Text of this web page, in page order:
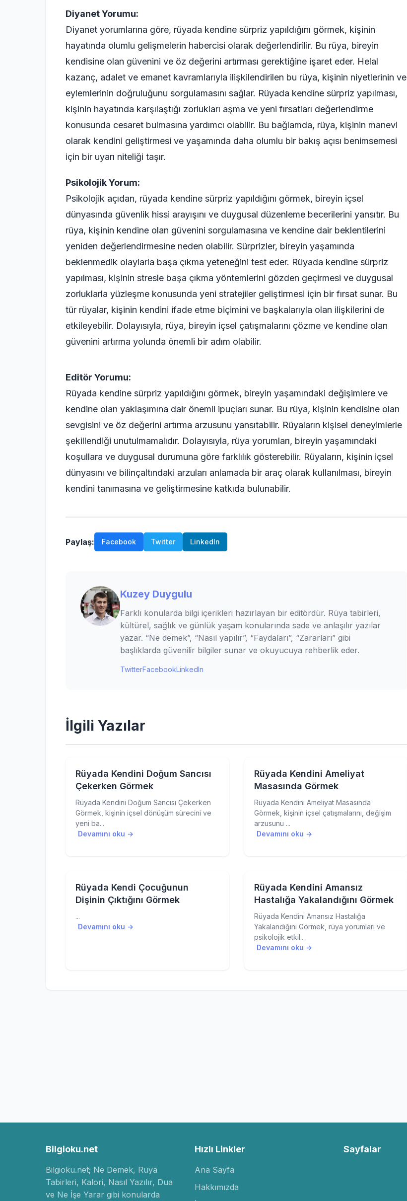
Diyanet Yorumu:
Diyanet yorumlarına göre, rüyada kendine sürpriz yapıldığını görmek, kişinin
hayatında olumlu gelişmelerin habercisi olarak değerlendirilir. Bu rüya, bireyin
kendisine olan güvenini ve öz değerini artırması gerektiğine işaret eder. Helal
kazanç, adalet ve emanet kavramlarıyla ilişkilendirilen bu rüya, kişinin niyetlerinin ve
eylemlerinin doğruluğunu sorgulamasını sağlar. Rüyada kendine sürpriz yapılması,
kişinin hayatında karşılaştığı zorlukları aşma ve yeni fırsatları değerlendirme
konusunda cesaret bulmasına yardımcı olabilir. Bu bağlamda, rüya, kişinin manevi
olarak kendini geliştirmesi ve yaşamında daha olumlu bir bakış açısı benimsemesi
için bir uyarı niteliği taşır.
Psikolojik Yorum:
Psikolojik açıdan, rüyada kendine sürpriz yapıldığını görmek, bireyin içsel
dünyasında güvenlik hissi arayışını ve duygusal düzenleme becerilerini yansıtır. Bu
rüya, kişinin kendine olan güvenini sorgulamasına ve kendine dair beklentilerini
yeniden değerlendirmesine neden olabilir. Sürprizler, bireyin yaşamında
beklenmedik olaylarla başa çıkma yeteneğini test eder. Rüyada kendine sürpriz
yapılması, kişinin stresle başa çıkma yöntemlerini gözden geçirmesi ve duygusal
zorluklarla yüzleşme konusunda yeni stratejiler geliştirmesi için bir fırsat sunar. Bu
tür rüyalar, kişinin kendini ifade etme biçimini ve başkalarıyla olan ilişkilerini de
etkileyebilir. Dolayısıyla, rüya, bireyin içsel çatışmalarını çözme ve kendine olan
güvenini artırma yolunda önemli bir adım olabilir.
Editör Yorumu:
Rüyada kendine sürpriz yapıldığını görmek, bireyin yaşamındaki değişimlere ve
kendine olan yaklaşımına dair önemli ipuçları sunar. Bu rüya, kişinin kendisine olan
sevgisini ve öz değerini artırma arzusunu yansıtabilir. Rüyaların kişisel deneyimlerle
şekillendiği unutulmamalıdır. Dolayısıyla, rüya yorumları, bireyin yaşamındaki
koşullara ve duygusal durumuna göre farklılık gösterebilir. Rüyaların, kişinin içsel
dünyasını ve bilinçaltındaki arzuları anlamada bir araç olarak kullanılması, bireyin
kendini tanımasına ve geliştirmesine katkıda bulunabilir.
Paylaş: Facebook Twitter LinkedIn
Kuzey Duygulu
Farklı konularda bilgi içerikleri hazırlayan bir editördür. Rüya tabirleri,
kültürel, sağlık ve günlük yaşam konularında sade ve anlaşılır yazılar
yazar. “Ne demek”, “Nasıl yapılır”, “Faydaları”, “Zararları” gibi
başlıklarda güvenilir bilgiler sunar ve okuyucuya rehberlik eder.
TwitterFacebookLinkedIn
İlgili Yazılar
Rüyada Kendini Doğum Sancısı
Çekerken Görmek
Rüyada Kendini Doğum Sancısı Çekerken
Görmek, kişinin içsel dönüşüm sürecini ve
yeni ba...
Devamını oku →
Rüyada Kendini Ameliyat
Masasında Görmek
Rüyada Kendini Ameliyat Masasında
Görmek, kişinin içsel çatışmalarını, değişim
arzusunu ...
Devamını oku →
Rüyada Kendi Çocuğunun
Dişinin Çıktığını Görmek
...
Devamını oku →
Rüyada Kendini Amansız
Hastalığa Yakalandığını Görmek
Rüyada Kendini Amansız Hastalığa
Yakalandığını Görmek, rüya yorumları ve
psikolojik etkil...
Devamını oku →
Bilgioku.net
Bilgioku.net; Ne Demek, Rüya
Tabirleri, Kalori, Nasıl Yazılır, Dua
ve Ne İşe Yarar gibi konularda
Hızlı Linkler
Ana Sayfa
Hakkımızda
Sayfalar